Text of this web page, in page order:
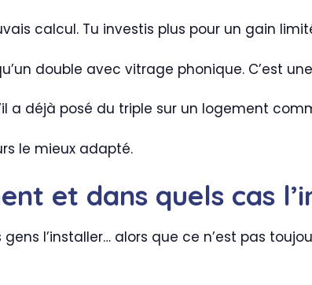
calcul. Tu investis plus pour un gain
double avec vitrage phonique. C’est
a déjà posé du triple sur un logement
le mieux adapté.
et dans quels cas
l’installer… alors que ce n’est pas